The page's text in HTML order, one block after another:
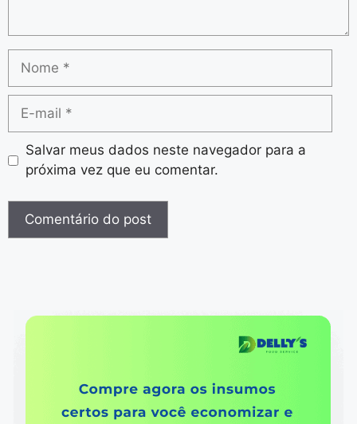
Salvar meus dados neste navegador para a
próxima vez que eu comentar.